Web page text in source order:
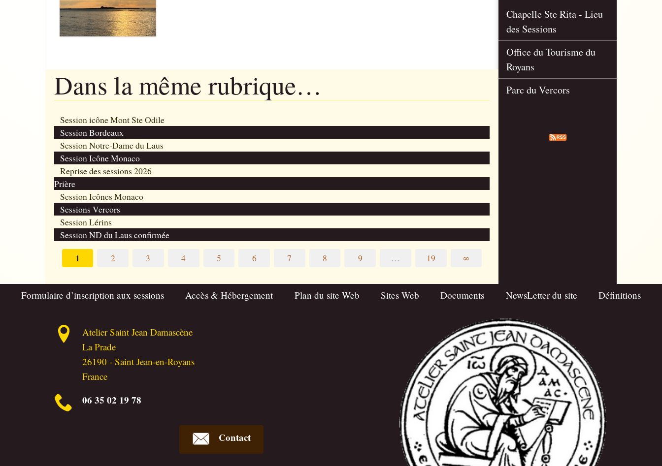
Dans la même rubrique…
Session icône Mont Ste Odile
Session Bordeaux
Session Notre-Dame du Laus
Session Icône Monaco
Reprise des sessions 2026
Prière
Session Icônes Monaco
Sessions Vercors
Session Lérins
Session ND du Laus confirmée
1 2 3 4 5 6 7 8 9 … 19 ∞
Chapelle Ste Rita - Lieu
des Sessions
Office du Tourisme du
Royans
Parc du Vercors
Formulaire d’inscription aux sessions Accès & Hébergement Plan du site Web Sites Web Documents NewsLetter du site Définitions
Atelier Saint Jean Damascène
La Prade
26190 -Saint Jean-en-Royans
France
06 35 02 19 78
Contact